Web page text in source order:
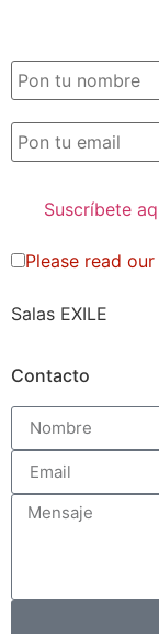
Please read our
Salas EXILE
Contacto